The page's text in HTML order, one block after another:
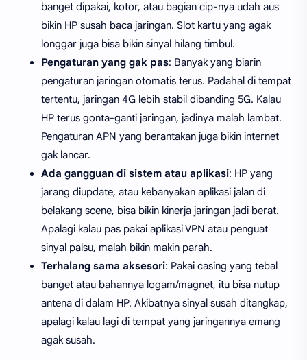
banget dipakai, kotor, atau bagian cip-nya udah aus
bikin HP susah baca jaringan. Slot kartu yang agak
longgar juga bisa bikin sinyal hilang timbul.
Pengaturan yang gak pas: Banyak yang biarin
pengaturan jaringan otomatis terus. Padahal di tempat
tertentu, jaringan 4G lebih stabil dibanding 5G. Kalau
HP terus gonta-ganti jaringan, jadinya malah lambat.
Pengaturan APN yang berantakan juga bikin internet
gak lancar.
Ada gangguan di sistem atau aplikasi: HP yang
jarang diupdate, atau kebanyakan aplikasi jalan di
belakang scene, bisa bikin kinerja jaringan jadi berat.
Apalagi kalau pas pakai aplikasi VPN atau penguat
sinyal palsu, malah bikin makin parah.
Terhalang sama aksesori: Pakai casing yang tebal
banget atau bahannya logam/magnet, itu bisa nutup
antena di dalam HP. Akibatnya sinyal susah ditangkap,
apalagi kalau lagi di tempat yang jaringannya emang
agak susah.